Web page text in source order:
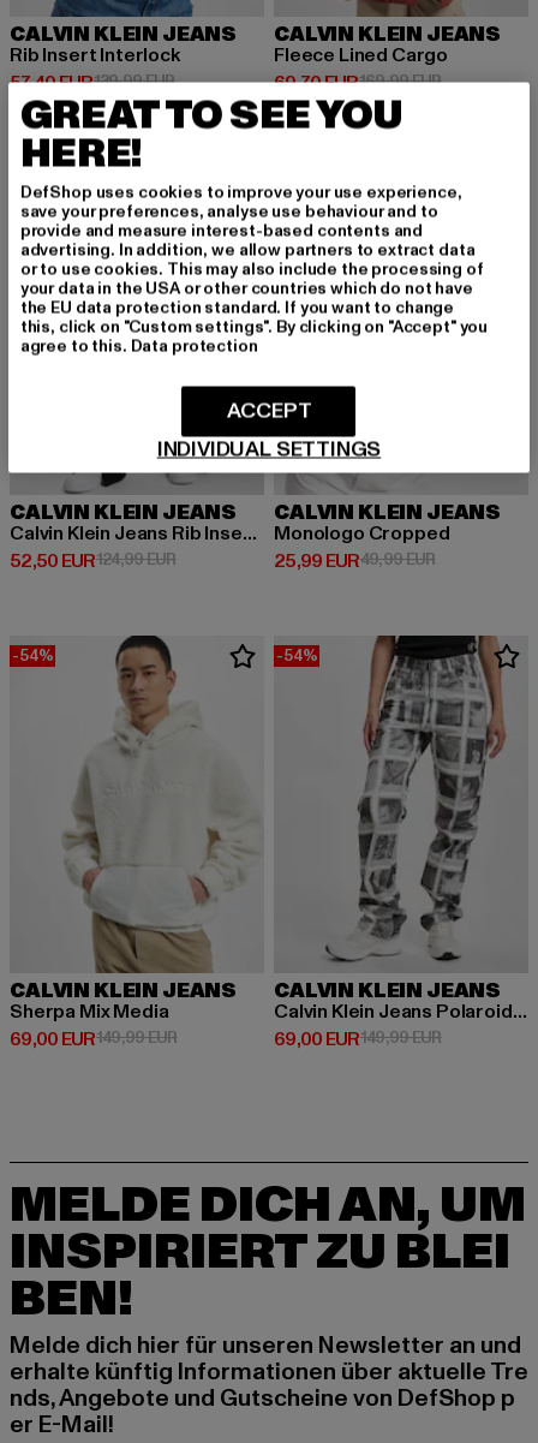
CALVIN KLEIN JEANS
Rib Insert Interlock
57,40 EUR
Derzeitiger Preis: 57,40 EUR
139,99 EURAktionspreis: 139,99 EUR
CALVIN KLEIN JEANS
Fleece Lined Cargo
69,70 EUR
Derzeitiger Preis: 69,70 EUR
169,99 EUR
CALVIN KLEIN JEANS
Calvin Klein Jeans Rib Insert Interlocks Jogginghose
52,50 EUR
Derzeitiger Preis: 52,50 EUR
124,99 EURAktionspreis: 124,99 EUR
CALVIN KLEIN JEANS
Monologo Cropped
25,99 EUR
Derzeitiger Preis: 25,99 EUR
49,99 EURAktionspreis:
-54%
CALVIN KLEIN JEANS
Sherpa Mix Media
69,00 EUR
Derzeitiger Preis: 69,00 EUR
149,99 EURAktionspreis: 149,99 EUR
-54%
CALVIN KLEIN JEANS
Calvin Klein Jeans Polaroid High Rise Jeans
69,00 EUR
Derzeitiger Preis: 69,00 EUR
149,99 EURAktionspreis:
MELDE DICH AN, UM
INSPIRIERT ZU BLEI
BEN!
Melde dich hier für unseren Newsletter an und
erhalte künftig Informationen über aktuelle Tre
nds, Angebote und Gutscheine von DefShop p
er E-Mail!
GREAT TO SEE YOU
HERE!
DefShop uses cookies to improve your use experience,
save your preferences, analyse use behaviour and to
provide and measure interest-based contents and
advertising. In addition, we allow partners to extract data
or to use cookies. This may also include the processing of
your data in the USA or other countries which do not have
the EU data protection standard. If you want to change
this, click on "Custom settings". By clicking on "Accept" you
agree to this. Data protection
INDIVIDUAL SETTINGS
ACCEPT